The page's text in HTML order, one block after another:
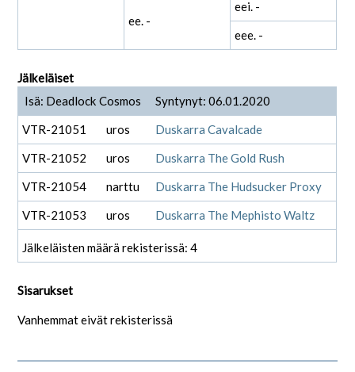
ee. -
eei. -
eee. -
Jälkeläiset
Isä: Deadlock Cosmos
Syntynyt: 06.01.2020
VTR-21051
uros
Duskarra Cavalcade
VTR-21052
uros
Duskarra The Gold Rush
VTR-21054
narttu
Duskarra The Hudsucker Proxy
VTR-21053
uros Duskarra The Mephisto Waltz
Jälkeläisten määrä rekisterissä: 4
Sisarukset
Vanhemmat eivät rekisterissä